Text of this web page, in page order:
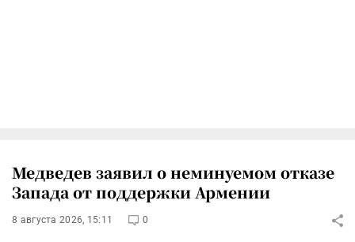
Медведев заявил о неминуемом отказе
Запада от поддержки Армении
8 августа 2026, 15:11 0